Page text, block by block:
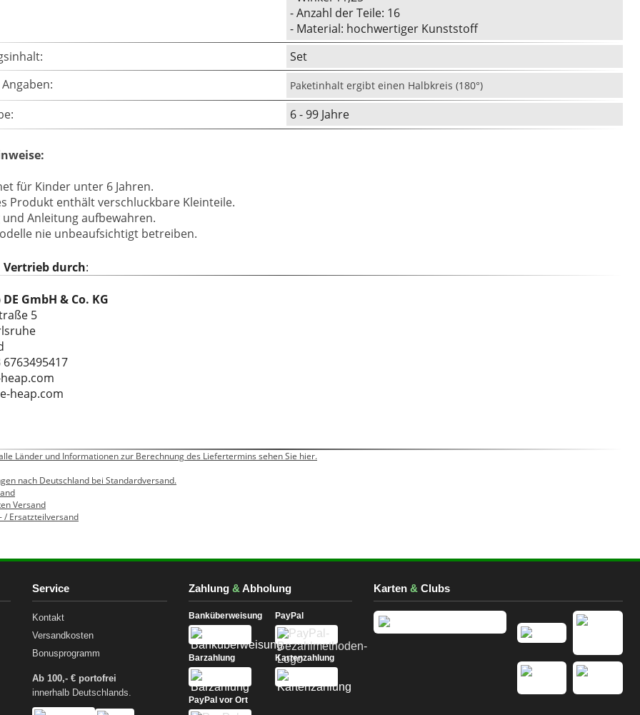
- Anzahl der Teile: 16
- Material: hochwertiger Kunststoff
Set
Paketinhalt ergibt einen Halbkreis (180°)
6 - 99 Jahre
für Kinder unter 6 Jahren.
Produkt enthält verschluckbare Kleinteile.
Anleitung aufbewahren.
nie unbeaufsichtigt betreiben.
durch:
GmbH & Co. KG
5
heap.com
Länder und Informationen zur Berechnung des Liefertermins sehen Sie hier.
nach Deutschland bei Standardversand.
Versand
/ Ersatzteilversand
Service
Kontakt
Versandkosten
Bonusprogramm
Ab 100,- € portofrei
innerhalb Deutschlands.
Zahlung &Abholung
Banküberweisung PayPal
Barzahlung Kartenzahlung
PayPal vor Ort
Karten& Clubs